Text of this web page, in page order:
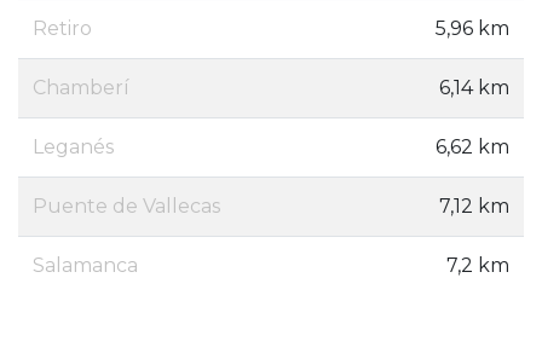
Retiro 5,96 km
Chamberí 6,14 km
Leganés 6,62 km
Puente de Vallecas 7,12 km
Salamanca 7,2 km